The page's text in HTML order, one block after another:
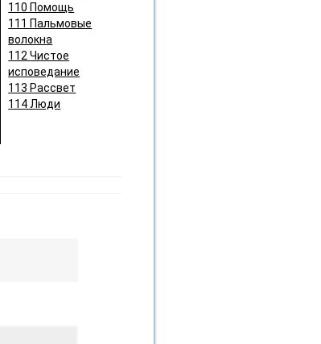
110 Помощь
111 Пальмовые
волокна
112 Чистое
исповедание
113 Рассвет
114 Люди